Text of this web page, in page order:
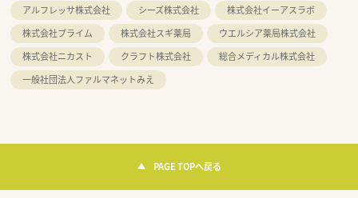
アルフレッサ株式会社
シーズ株式会社
株式会社イーアスラボ
株式会社プライム
株式会社スギ薬局
ウエルシア薬局株式会社
株式会社ニカスト
クラフト株式会社
総合メディカル株式会社
一般社団法人ファルマネットみえ
PAGE TOPへ戻る